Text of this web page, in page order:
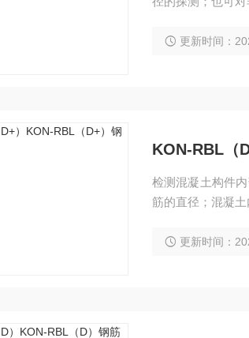
更新时间：
KON-RBL（
检测混凝土构件
筋的直径；混凝
更新时间：